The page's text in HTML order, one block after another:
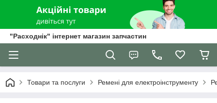
"Расходнік" інтернет магазин запчастин
Товари та послуги Ремені для електроінструменту